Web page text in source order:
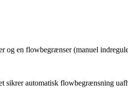
en flowbegrænser (manuel
sikrer automatisk flowbegrænsning